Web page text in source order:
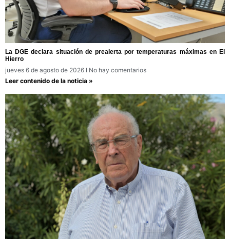
La DGE declara situación de prealerta por temperaturas máximas en El
Hierro
jueves 6 de agosto de 2026
No hay comentarios
Leer contenido de la noticia »